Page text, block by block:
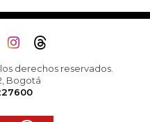
derechos reservados.
Bogotá